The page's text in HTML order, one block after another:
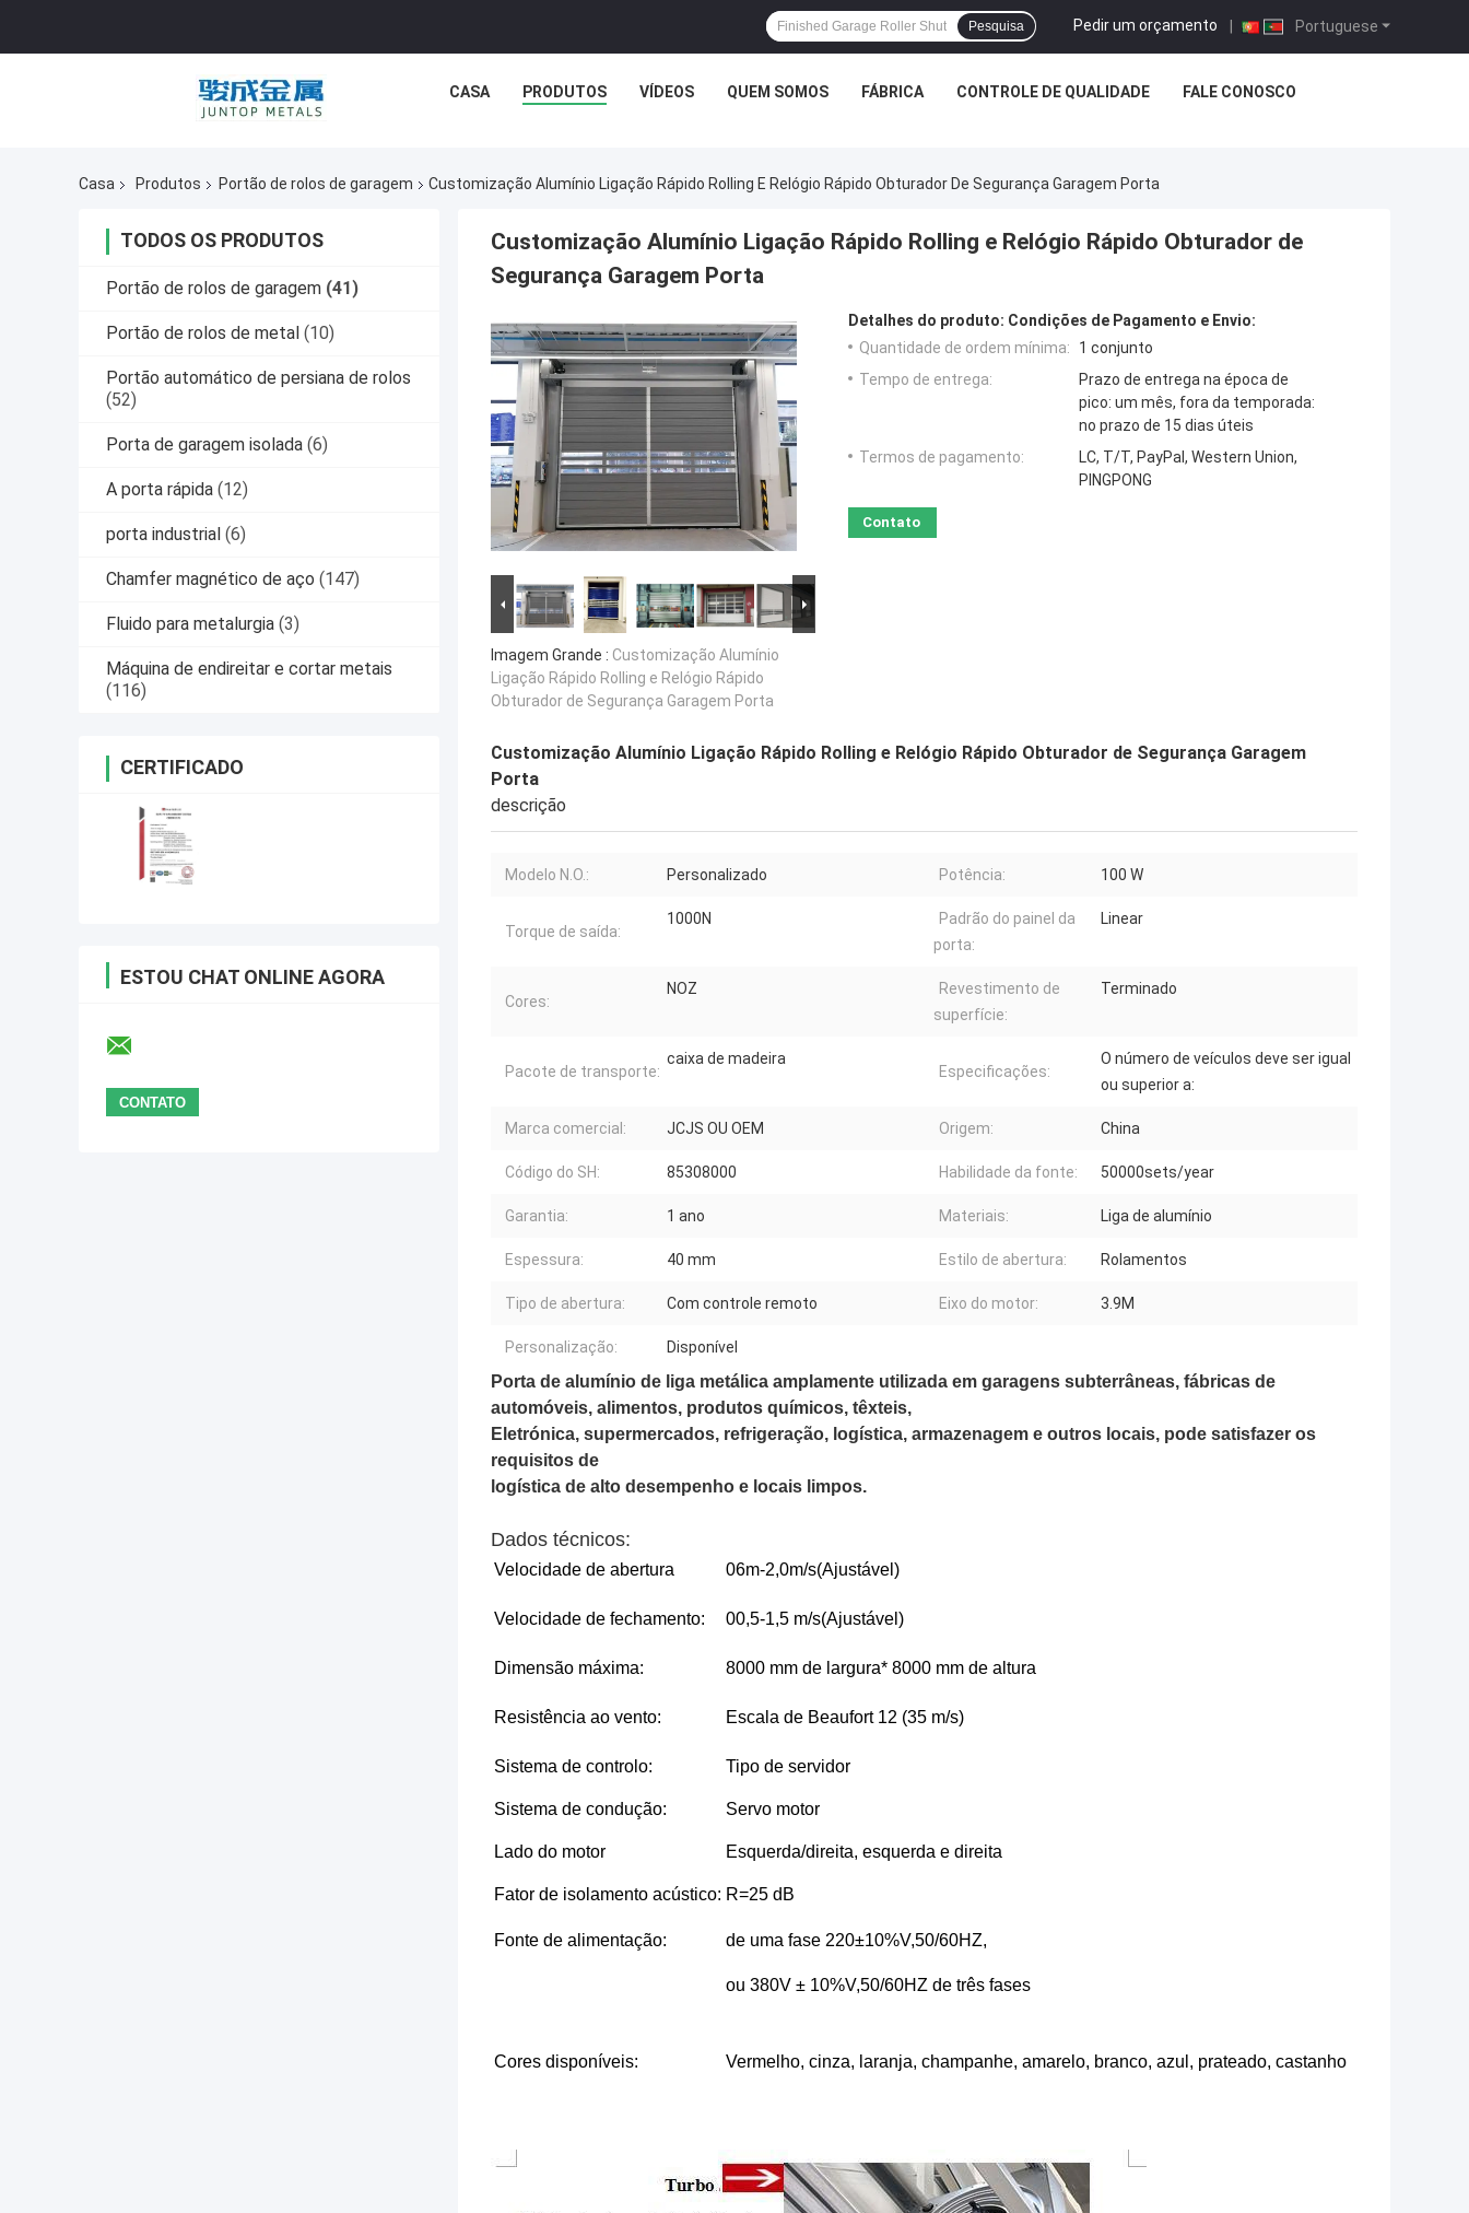
Portuguese
Pedir um orçamento |
Pesquisa
CASA PRODUTOS VÍDEOS QUEM SOMOS FÁBRICA CONTROLE DE QUALIDADE FALE CONOSCO
Casa Produtos Portão de rolos de garagem Customização Alumínio Ligação Rápido Rolling E Relógio Rápido Obturador De Segurança Garagem Porta
TODOS OS PRODUTOS
Portão de rolos de garagem (41)
Portão de rolos de metal (10)
Portão automático de persiana de rolos
(52)
Porta de garagem isolada (6)
A porta rápida (12)
porta industrial (6)
Chamfer magnético de aço (147)
Fluido para metalurgia (3)
Máquina de endireitar e cortar metais
(116)
CERTIFICADO
ESTOU CHAT ONLINE AGORA
Customização Alumínio Ligação Rápido Rolling e Relógio Rápido Obturador de
Segurança Garagem Porta
Imagem Grande : Customização Alumínio
Ligação Rápido Rolling e Relógio Rápido
Obturador de Segurança Garagem Porta
Detalhes do produto: Condições de Pagamento e Envio:
Quantidade de ordem mínima:
1 conjunto
Tempo de entrega:
Prazo de entrega na época de
pico: um mês, fora da temporada:
no prazo de 15 dias úteis
Termos de pagamento:
LC, T/T, PayPal, Western Union,
PINGPONG
Contato
Customização Alumínio Ligação Rápido Rolling e Relógio Rápido Obturador de Segurança Garagem
Porta
descrição
Modelo N.O.: Personalizado Potência: 100 W
Torque de saída:
1000N
Padrão do painel da
porta:
Linear
Cores:
NOZ
Revestimento de
superfície:
Terminado
Pacote de transporte:
caixa de madeira
Especificações:
O número de veículos deve ser igual
ou superior a:
Marca comercial: JCJS OU OEM Origem: China
Código do SH: 85308000 Habilidade da fonte: 50000sets/year
Garantia: 1 ano Materiais: Liga de alumínio
Espessura: 40 mm Estilo de abertura: Rolamentos
Tipo de abertura: Com controle remoto Eixo do motor: 3.9M
Personalização: Disponível
Porta de alumínio de liga metálica amplamente utilizada em garagens subterrâneas, fábricas de
automóveis, alimentos, produtos químicos, têxteis,
Eletrónica, supermercados, refrigeração, logística, armazenagem e outros locais, pode satisfazer os
requisitos de
logística de alto desempenho e locais limpos.
Dados técnicos:
Velocidade de abertura 06m-2,0m/s(Ajustável )
Velocidade de fechamento: 00,5-1,5 m/s(Ajustável )
Dimensão máxima: 8000 mm de largura* 8000 mm de altura
Resistência ao vento: Escala de Beaufort 12 (35 m/s)
Sistema de controlo: Tipo de servidor
Sistema de condução: Servo motor
Lado do motor Esquerda/direita, esquerda e direita
Fator de isolamento acústico: R=25 dB
Fonte de alimentação: de uma fase 220±10%V,50/60HZ,
ou 380V ± 10%V,50/60HZ de três fases
Cores disponíveis: Vermelho, cinza, laranja, champanhe, amarelo, branco, azul, prateado, castanho